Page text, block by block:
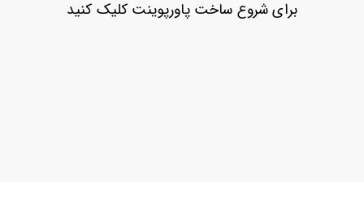
بازیابی
برای شروع ساخت پاورپوینت کلیک کنید